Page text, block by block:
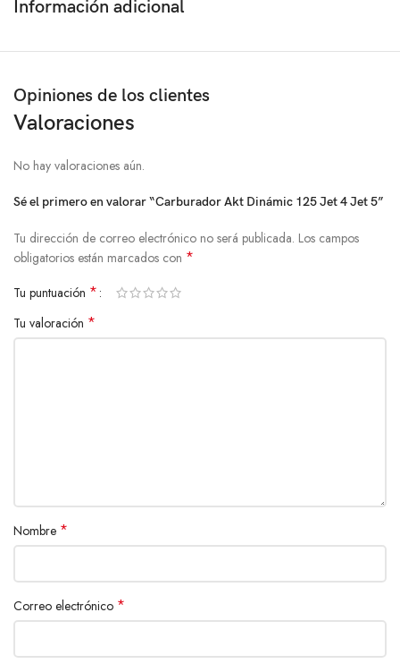
Información adicional
Opiniones de los clientes
Valoraciones
No hay valoraciones aún.
Sé el primero en valorar “Carburador Akt Dinámic 125 Jet 4 Jet 5”
Tu dirección de correo electrónico no será publicada. Los campos
obligatorios están marcados con *
Tu puntuación *
Tu valoración *
Nombre *
Correo electrónico *